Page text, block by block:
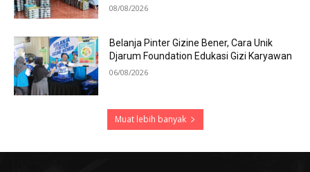
08/08/2026
Belanja Pinter Gizine Bener, Cara Unik
Djarum Foundation Edukasi Gizi Karyawan
06/08/2026
Muat lebih banyak